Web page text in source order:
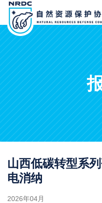
山西低碳转型系
电消纳
2026年04月